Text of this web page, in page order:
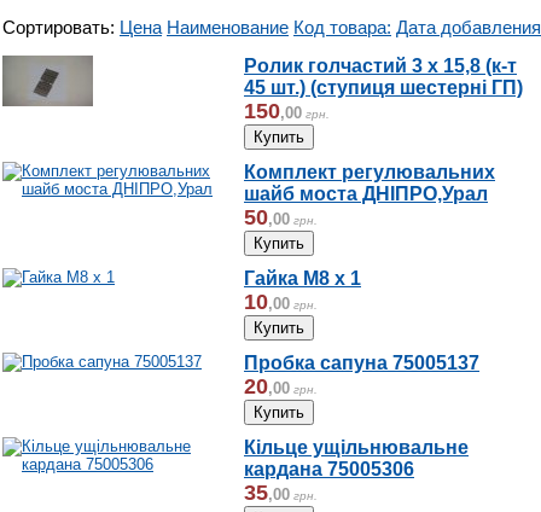
Сортировать: Цена Наименование Код товара: Дата добавления
Ролик голчастий 3 х 15,8 (к-т
45 шт.) (ступиця шестерні ГП)
150,00 грн.
Комплект регулювальних
шайб моста ДНІПРО,Урал
50,00 грн.
Гайка М8 х 1
10,00 грн.
Пробка сапуна 75005137
20,00 грн.
Кільце ущільнювальне
кардана 75005306
35,00 грн.